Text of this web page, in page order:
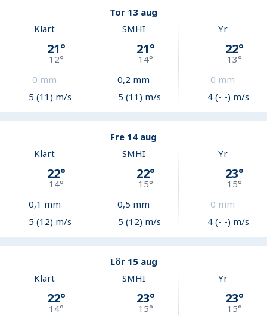
Tor 13 aug
Klart
21°
12°
0 mm
5 (11) m/s
SMHI
21°
14°
0,2 mm
5 (11) m/s
Yr
22°
13°
0 mm
4 (- -) m/s
Fre 14 aug
Klart
22°
14°
0,1 mm
5 (12) m/s
SMHI
22°
15°
0,5 mm
5 (12) m/s
Yr
23°
15°
0 mm
4 (- -) m/s
Lör 15 aug
Klart
22°
14°
SMHI
23°
15°
Yr
23°
15°